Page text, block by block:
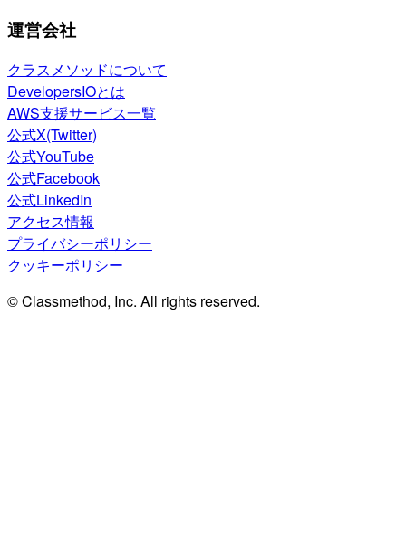
運営会社
クラスメソッドについて
DevelopersIOとは
AWS支援サービス一覧
公式X(Twitter)
公式YouTube
公式Facebook
公式LinkedIn
アクセス情報
プライバシーポリシー
クッキーポリシー
© Classmethod, Inc. All rights reserved.